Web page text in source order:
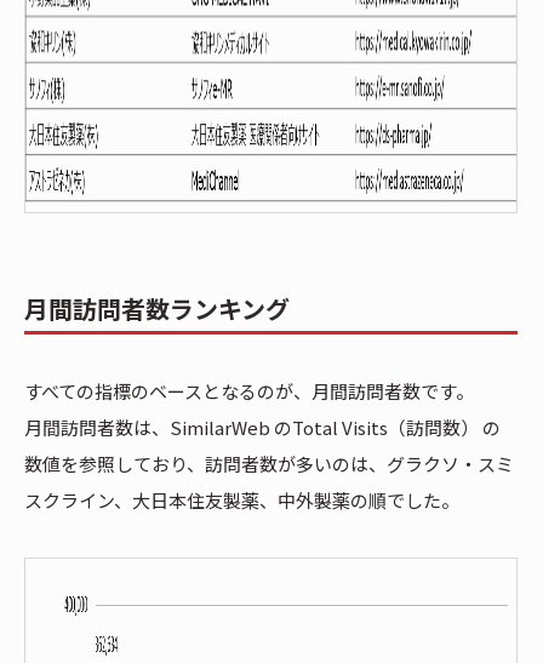
月間訪問者数ランキング
すべての指標のベースとなるのが、月間訪問者数です。
月間訪問者数は、SimilarWeb のTotal Visits（訪問数） の
数値を参照しており、訪問者数が多いのは、グラクソ・スミ
スクライン、大日本住友製薬、中外製薬の順でした。